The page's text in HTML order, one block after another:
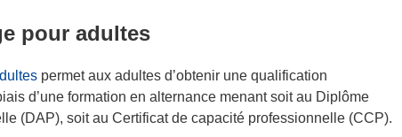
pour adultes
permet aux adultes d’obtenir une qualification
d’une formation en alternance menant soit au Diplôme
(DAP), soit au Certificat de capacité professionnelle (CCP).